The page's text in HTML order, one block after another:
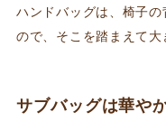
ハンドバッグは、椅子
ので、そこを踏まえて大
サブバッグは華や